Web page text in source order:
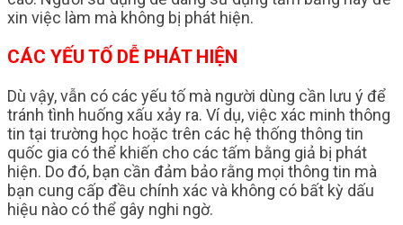
xin việc làm mà không bị phát hiện.
CÁC YẾU TỐ DỄ PHÁT HIỆN
Dù vậy, vẫn có các yếu tố mà người dùng cần lưu ý để
tránh tình huống xấu xảy ra. Ví dụ, việc xác minh thông
tin tại trường học hoặc trên các hệ thống thông tin
quốc gia có thể khiến cho các tấm bằng giả bị phát
hiện. Do đó, bạn cần đảm bảo rằng mọi thông tin mà
bạn cung cấp đều chính xác và không có bất kỳ dấu
hiệu nào có thể gây nghi ngờ.